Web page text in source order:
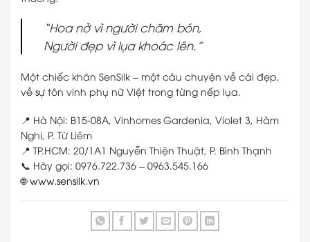
“Hoa nở vì người chăm bón,
Người đẹp vì lụa khoác lên.”
Một chiếc khăn SenSilk – một câu chuyện về cái đẹp,
về sự tôn vinh phụ nữ Việt trong từng nếp lụa.
📍 Hà Nội: B15-08A, Vinhomes Gardenia, Violet 3, Hàm
Nghi, P. Từ Liêm
📍 TP.HCM: 20/1A1 Nguyễn Thiện Thuật, P. Bình Thạnh
📞 Hãy gọi: 0976.722.736 – 0963.545.166
🌐www.sensilk.vn